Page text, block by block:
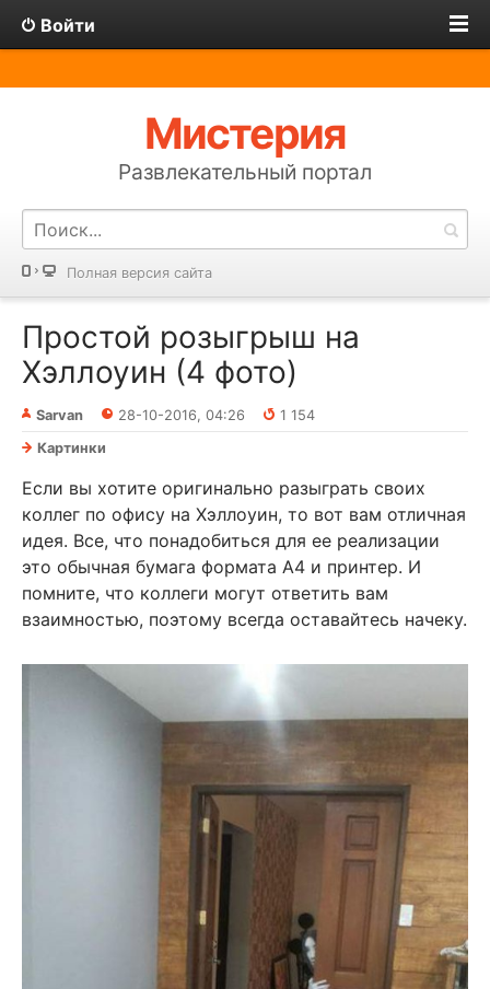
Войти
Мистерия
Развлекательный портал
Полная версия сайта
Простой розыгрыш на
Хэллоуин (4 фото)
Sarvan 28-10-2016, 04:26
1 154
Картинки
Если вы хотите оригинально разыграть своих
коллег по офису на Хэллоуин, то вот вам отличная
идея. Все, что понадобиться для ее реализации
это обычная бумага формата А4 и принтер. И
помните, что коллеги могут ответить вам
взаимностью, поэтому всегда оставайтесь начеку.